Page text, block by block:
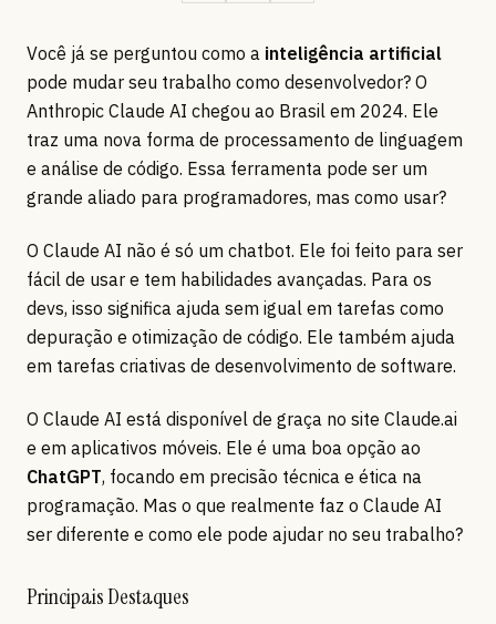
Você já se perguntou como a inteligência artificial
pode mudar seu trabalho como desenvolvedor? O
Anthropic Claude AI chegou ao Brasil em 2024. Ele
traz uma nova forma de processamento de linguagem
e análise de código. Essa ferramenta pode ser um
grande aliado para programadores, mas como usar?
O Claude AI não é só um chatbot. Ele foi feito para ser
fácil de usar e tem habilidades avançadas. Para os
devs, isso significa ajuda sem igual em tarefas como
depuração e otimização de código. Ele também ajuda
em tarefas criativas de desenvolvimento de software.
O Claude AI está disponível de graça no site Claude.ai
e em aplicativos móveis. Ele é uma boa opção ao
ChatGPT, focando em precisão técnica e ética na
programação. Mas o que realmente faz o Claude AI
ser diferente e como ele pode ajudar no seu trabalho?
Principais Destaques